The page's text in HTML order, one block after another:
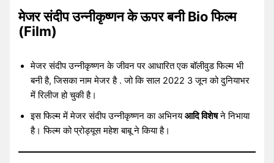
मेजर संदीप उन्नीकृष्णन के ऊपर बनी Bio फिल्म
(Film)
मेजर संदीप उन्नीकृष्णन के जीवन पर आधारित एक बॉलीवुड फिल्म भी
बनी है, जिसका नाम मेजर है . जो कि साल 2022 3 जून को दुनियाभर
में रिलीज हो चुकी है।
इस फिल्म में मेजर संदीप उन्नीकृष्णन का अभिनयआदि विशेषने निभाया
है। फिल्म को प्रोड्यूस महेश बाबू ने किया है।